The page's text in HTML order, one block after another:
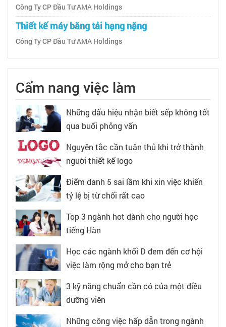
Công Ty CP Đầu Tư AMA Holdings
Thiết kế máy băng tải hạng nặng
Công Ty CP Đầu Tư AMA Holdings
Cẩm nang việc làm
Những dấu hiệu nhận biết sếp không tốt
qua buổi phỏng vấn
Nguyên tắc cần tuân thủ khi trở thành
người thiết kế logo
Điểm danh 5 sai lầm khi xin việc khiến
tỷ lệ bị từ chối rất cao
Top 3 ngành hot dành cho người học
tiếng Hàn
Học các ngành khối D đem đến cơ hội
việc làm rộng mở cho bạn trẻ
3 kỹ năng chuẩn cần có của một điều
dưỡng viên
Những công việc hấp dẫn trong ngành